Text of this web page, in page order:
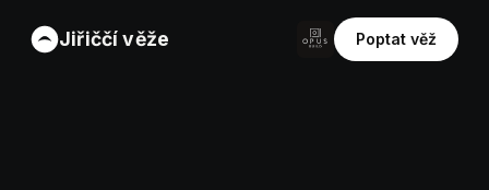
Jiřiččí věže Poptat věž